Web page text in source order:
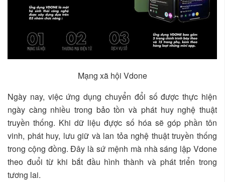
Mạng xã hội Vdone
Ngày nay, việc ứng dụng chuyển đổi số được thực hiện
ngày càng nhiều trong bảo tồn và phát huy nghệ thuật
truyền thống. Khi dữ liệu đựợc số hóa sẽ góp phần tôn
vinh, phát huy, lưu giữ và lan tỏa nghệ thuật truyền thống
trong cộng đồng. Đây là sứ mệnh mà nhà sáng lập Vdone
theo đuổi từ khi bắt đầu hình thành và phát triển trong
tương lai.